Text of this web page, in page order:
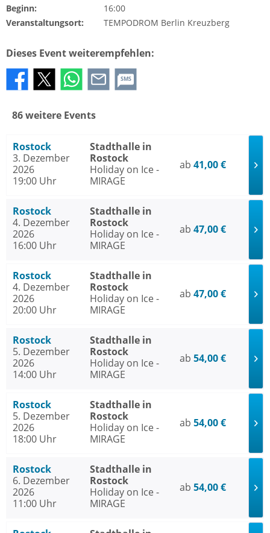
Beginn:
16:00
Veranstaltungsort:
TEMPODROM Berlin Kreuzberg
Dieses Event weiterempfehlen:
SMS
86 weitere Events
Rostock
3. Dezember
2026
19:00 Uhr
Stadthalle in
Rostock
Holiday on Ice -
MIRAGE
ab 41,00 €
Rostock
4. Dezember
2026
16:00 Uhr
Stadthalle in
Rostock
Holiday on Ice -
MIRAGE
ab 47,00 €
Rostock
4. Dezember
2026
20:00 Uhr
Stadthalle in
Rostock
Holiday on Ice -
MIRAGE
ab 47,00 €
Rostock
5. Dezember
2026
14:00 Uhr
Stadthalle in
Rostock
Holiday on Ice -
MIRAGE
ab 54,00 €
Rostock
5. Dezember
2026
18:00 Uhr
Stadthalle in
Rostock
Holiday on Ice -
MIRAGE
ab 54,00 €
Rostock
6. Dezember
2026
11:00 Uhr
Stadthalle in
Rostock
Holiday on Ice -
MIRAGE
ab 54,00 €